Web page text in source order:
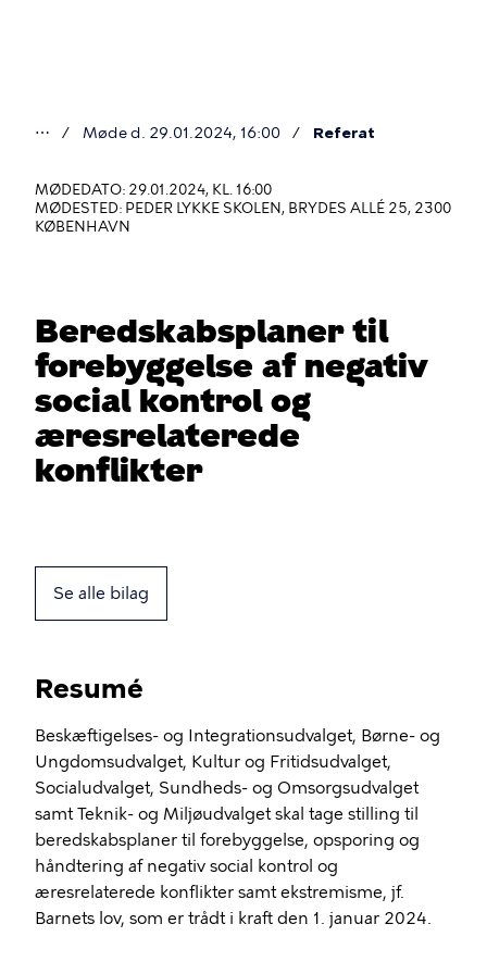
er
her
⋯ Møde d. 29.01.2024, 16:00 Referat
MØDEDATO: 29.01.2024, KL. 16:00
MØDESTED: PEDER LYKKE SKOLEN, BRYDES ALLÉ 25, 2300
KØBENHAVN
Beredskabsplaner til
forebyggelse af negativ
social kontrol og
æresrelaterede
konflikter
Se alle bilag
Resumé
Beskæftigelses- og Integrationsudvalget, Børne- og
Ungdomsudvalget, Kultur og Fritidsudvalget,
Socialudvalget, Sundheds- og Omsorgsudvalget
samt Teknik- og Miljøudvalget skal tage stilling til
beredskabsplaner til forebyggelse, opsporing og
håndtering af negativ social kontrol og
æresrelaterede konflikter samt ekstremisme, jf.
Barnets lov, som er trådt i kraft den 1. januar 2024.